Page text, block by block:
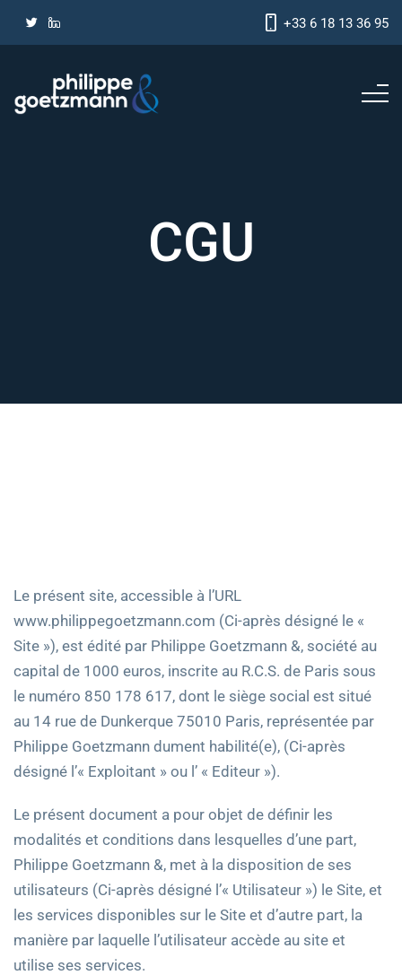
+33 6 18 13 36 95
CGU
Le présent site, accessible à l’URL
www.philippegoetzmann.com (Ci-après désigné le «
Site »), est édité par Philippe Goetzmann &, société au
capital de 1000 euros, inscrite au R.C.S. de Paris sous
le numéro 850 178 617, dont le siège social est situé
au 14 rue de Dunkerque 75010 Paris, représentée par
Philippe Goetzmann dument habilité(e), (Ci-après
désigné l’« Exploitant » ou l’ « Editeur »).
Le présent document a pour objet de définir les
modalités et conditions dans lesquelles d’une part,
Philippe Goetzmann &, met à la disposition de ses
utilisateurs (Ci-après désigné l’« Utilisateur ») le Site, et
les services disponibles sur le Site et d’autre part, la
manière par laquelle l’utilisateur accède au site et
utilise ses services.